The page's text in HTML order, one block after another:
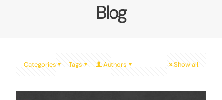
Blog
Categories Tags Authors Show all